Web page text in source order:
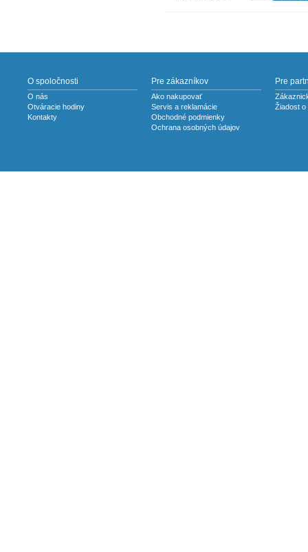
O spoločnosti
O nás
Otváracie hodiny
Kontakty
Pre zákazníkov
Ako nakupovať
Servis a reklamácie
Obchodné podmienky
Ochrana osobných údajov
Pre
Žiadost